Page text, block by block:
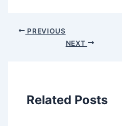
PREVIOUS
NEXT
Related Posts